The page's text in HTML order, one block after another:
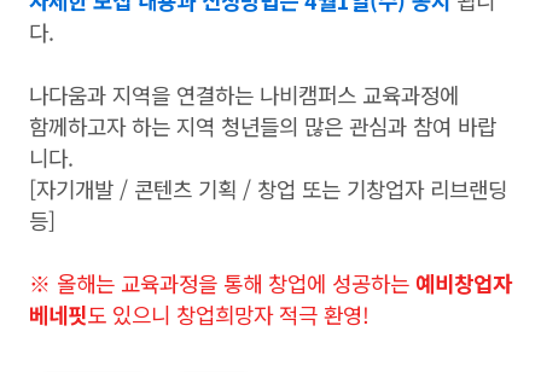
다.
나다움과 지역을 연결하는 나비캠퍼스 교육과정에
함께하고자 하는 지역 청년들의 많은 관심과 참여 바랍
니다.
[자기개발 / 콘텐츠 기획 / 창업 또는 기창업자 리브랜딩
등]
※ 올해는 교육과정을 통해 창업에 성공하는예비창업자
베네핏도 있으니 창업희망자 적극 환영!